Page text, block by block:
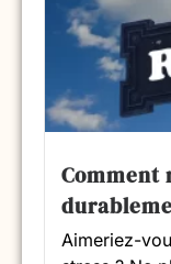
Comment
Aimeriez-